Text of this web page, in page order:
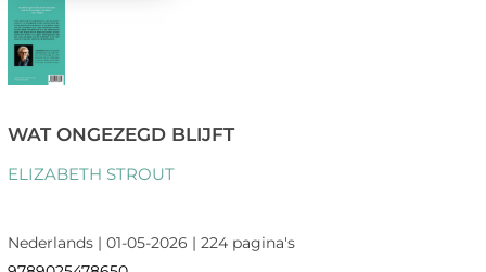
WAT ONGEZEGD BLIJFT
ELIZABETH STROUT
Nederlands | 01-05-2026 | 224 pagina's